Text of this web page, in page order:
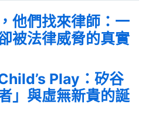
他們找來律師：一
被法律威脅的真實
Play：矽谷
」與虛無新貴的誕